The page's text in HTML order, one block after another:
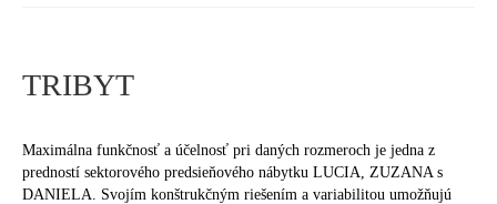
BLOG
PLÁNOVANIE
TRIBYT
Maximálna funkčnosť a účelnosť pri daných rozmeroch je jedna z
predností sektorového predsieňového nábytku LUCIA, ZUZANA s
DANIELA. Svojím konštrukčným riešením a variabilitou umožňujú